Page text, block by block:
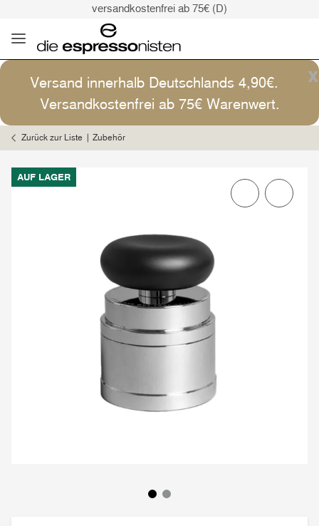
versandkostenfrei ab 75€ (D)
Versand: 4,90€ (D)
versandkostenfrei ab 75€ (D)
Kaffee ist Kunst
x
Versand innerhalb Deutschlands 4,90€.
Versandkostenfrei ab 75€ Warenwert.
Zurück zur Liste Zubehör
AUF LAGER